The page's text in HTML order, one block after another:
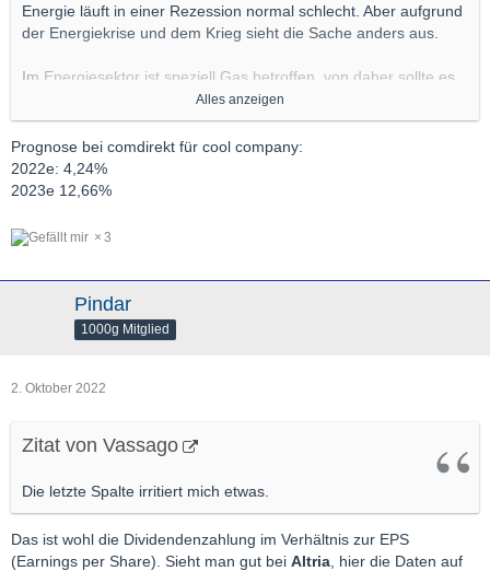
Energie läuft in einer Rezession normal schlecht. Aber aufgrund
der Energiekrise und dem Krieg sieht die Sache anders aus.
Im Energiesektor ist speziell Gas betroffen, von daher sollte es
dort halbwegs sichere Dividenden geben.
Vorschläge:
1. Energean
Der Gasproduzent hat erst kürzlich mit Dividendenzahlungen
aus.
Der LNG-Schiffsbetreiber profitiert von extrem hohen LNG-
Frachtraten, die wohl noch eine Weile so hoch bleiben sollten.
Dividendenprognosen gibt es noch keine, aber ich rechne mit
Alles anzeigen
Prognose bei comdirekt für cool company:
2022e: 4,24%
2023e 12,66%
3
Pindar
1000g Mitglied
2. Oktober 2022
Zitat von Vassago
Die letzte Spalte irritiert mich etwas.
Das ist wohl die Dividendenzahlung im Verhältnis zur EPS
(Earnings per Share). Sieht man gut bei Altria , hier die Daten auf